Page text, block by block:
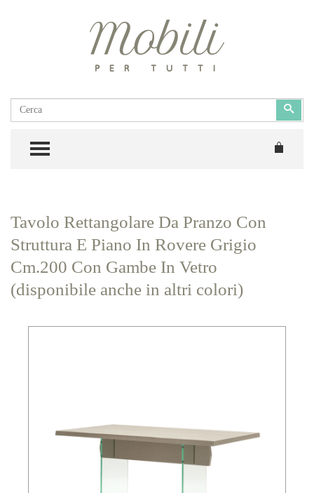
Cerca
TOGGLE MENU
Tavolo Rettangolare Da Pranzo Con
Struttura E Piano In Rovere Grigio
Cm.200 Con Gambe In Vetro
(disponibile anche in altri colori)